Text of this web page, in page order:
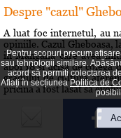
Despre "cazul"
A luat foc internetul, au
opiniile. Cazul Gheboasa,
in Mangalia care avea
apoi 18 si ucisa de colega
gradului de cultura
pricina a fost lasat sa
Roberta vs Volo!
Pentru scopuri precum
sau tehnologii similare.
acord să permiți colectarea
Aflați în secțiuneaPolitica de